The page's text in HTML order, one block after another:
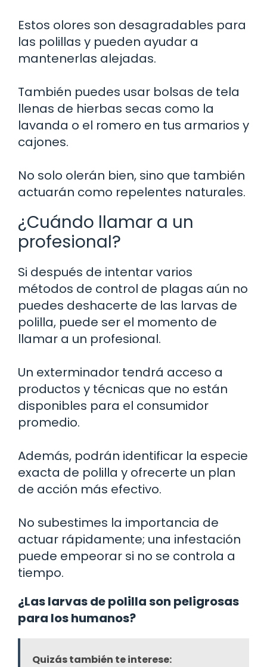
Estos olores son desagradables para
las polillas y pueden ayudar a
mantenerlas alejadas.
También puedes usar bolsas de tela
llenas de hierbas secas como la
lavanda o el romero en tus armarios y
cajones.
No solo olerán bien, sino que también
actuarán como repelentes naturales.
¿Cuándo llamar a un
profesional?
Si después de intentar varios
métodos de control de plagas aún no
puedes deshacerte de las larvas de
polilla, puede ser el momento de
llamar a un profesional.
Un exterminador tendrá acceso a
productos y técnicas que no están
disponibles para el consumidor
promedio.
Además, podrán identificar la especie
exacta de polilla y ofrecerte un plan
de acción más efectivo.
No subestimes la importancia de
actuar rápidamente; una infestación
puede empeorar si no se controla a
tiempo.
¿Las larvas de polilla son peligrosas
para los humanos?
Quizás también te interese: